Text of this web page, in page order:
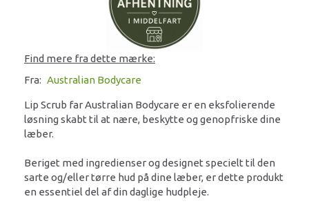
Find mere fra dette mærke:
Fra: Australian Bodycare
Lip Scrub far Australian Bodycare er en eksfolierende
løsning skabt til at nære, beskytte og genopfriske dine
læber.
Beriget med ingredienser og designet specielt til den
sarte og/eller tørre hud på dine læber, er dette produkt
en essentiel del af din daglige hudpleje.